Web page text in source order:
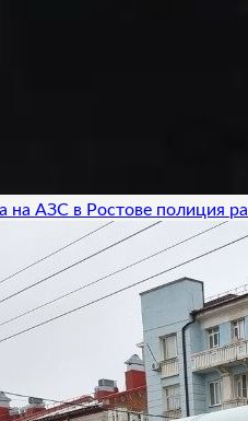
на АЗС в Ростове полиция